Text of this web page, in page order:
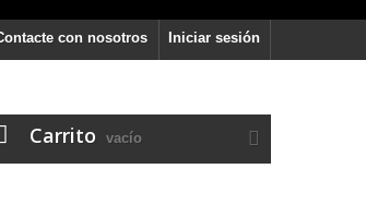
Iniciar sesión
con nosotros
Carrito vacío